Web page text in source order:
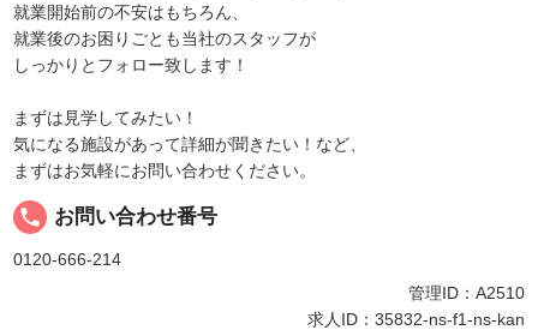
就業開始前の不安はもちろん、
就業後のお困りごとも当社のスタッフが
しっかりとフォロー致します！
まずは見学してみたい！
気になる施設があって詳細が聞きたい！など、
まずはお気軽にお問い合わせください。
local_phone お問い合わせ番号
0120-666-214
管理ID：A2510
求人ID：35832-ns-f1-ns-kan